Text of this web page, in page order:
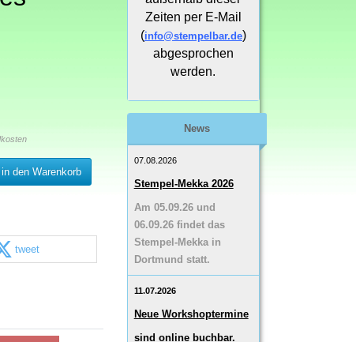
in den Warenkorb
tweet
Zeiten per E-Mail
(info@stempelbar.de)
abgesprochen
werden.
News
07.08.2026
Stempel-Mekka 2026
Am 05.09.26 und
06.09.26 findet das
Stempel-Mekka in
Dortmund statt.
11.07.2026
Neue Workshoptermine
sind online buchbar.